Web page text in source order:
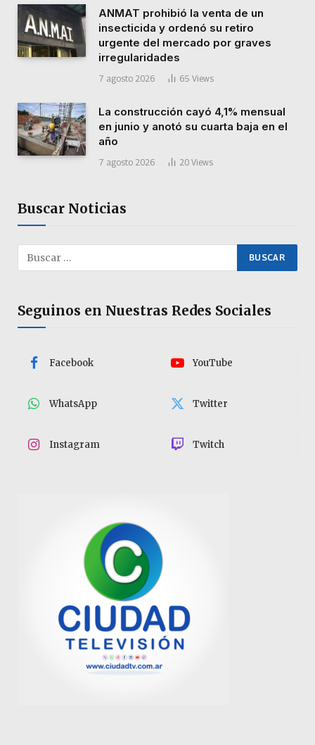
ANMAT prohibió la venta de un
insecticida y ordenó su retiro
urgente del mercado por graves
irregularidades
7 agosto 2026 65 Views
La construcción cayó 4,1% mensual
en junio y anotó su cuarta baja en el
año
7 agosto 2026 20 Views
Buscar Noticias
Seguinos en Nuestras Redes Sociales
Facebook YouTube
WhatsApp Twitter
Instagram Twitch